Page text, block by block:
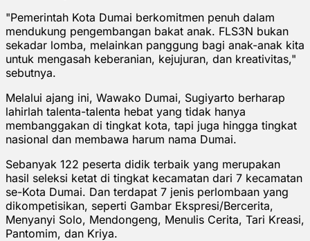
"Pemerintah Kota Dumai berkomitmen penuh dalam
mendukung pengembangan bakat anak. FLS3N bukan
sekadar lomba, melainkan panggung bagi anak-anak kita
untuk mengasah keberanian, kejujuran, dan kreativitas,"
sebutnya.
Melalui ajang ini, Wawako Dumai, Sugiyarto berharap
lahirlah talenta-talenta hebat yang tidak hanya
membanggakan di tingkat kota, tapi juga hingga tingkat
nasional dan membawa harum nama Dumai.
Sebanyak 122 peserta didik terbaik yang merupakan
hasil seleksi ketat di tingkat kecamatan dari 7 kecamatan
se-Kota Dumai. Dan terdapat 7 jenis perlombaan yang
dikompetisikan, seperti Gambar Ekspresi/Bercerita,
Menyanyi Solo, Mendongeng, Menulis Cerita, Tari Kreasi,
Pantomim, dan Kriya.